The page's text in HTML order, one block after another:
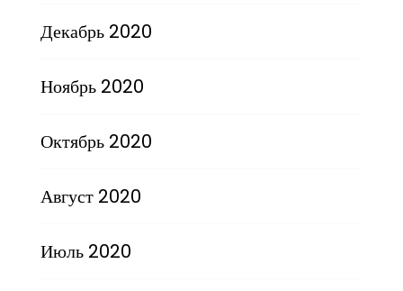
Декабрь 2020
Ноябрь 2020
Октябрь 2020
Август 2020
Июль 2020